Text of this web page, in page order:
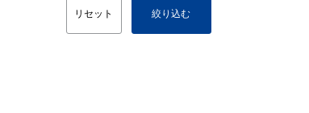
リセット 絞り込む